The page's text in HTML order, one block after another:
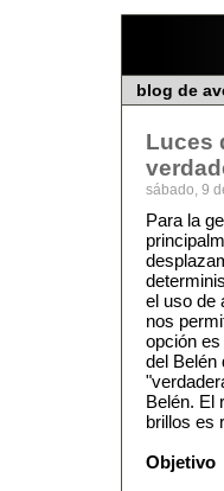
blog de
Luces
sábado, 9
Para la
el uso de
nos
opción
del Belén
Belén. El
brillos es
Objetivo